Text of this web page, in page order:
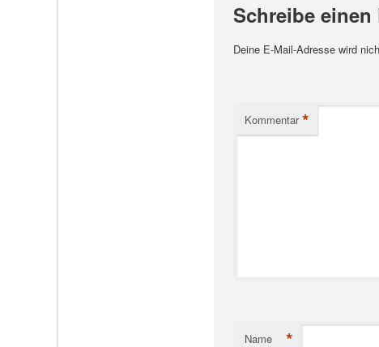
Schreibe einen
Deine E-Mail-Adresse wird
Kommentar *
Name *